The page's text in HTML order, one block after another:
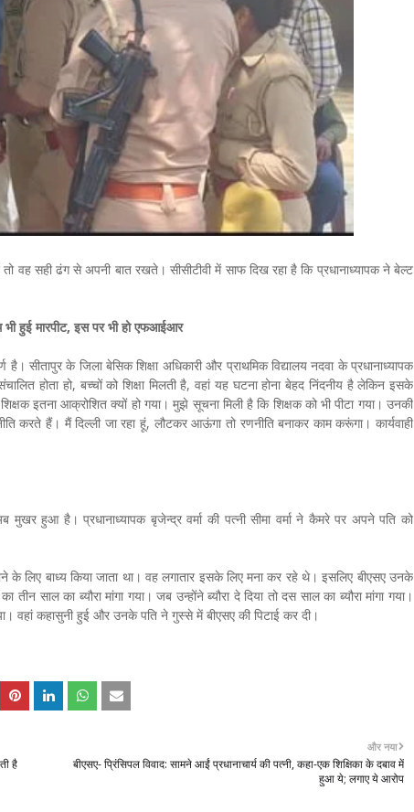
वह सही ढंग से अपनी बात रखते। सीसीटीवी में साफ दिख रहा है कि प्रधानाध्यापक ने बेल्ट
भी हुई मारपीट, इस पर भी हो एफआईआर
है। सीतापुर के जिला बेसिक शिक्षा अधिकारी और प्राथमिक विद्यालय नदवा के प्रधानाध्यापक
होता हो, बच्चों को शिक्षा मिलती है, वहां यह घटना होना बेहद निंदनीय है लेकिन इसके
इतना आक्रोशित क्यों हो गया। मुझे सूचना मिली है कि शिक्षक को भी पीटा गया। उनकी
करते हैं। मैं दिल्ली जा रहा हूं, लौटकर आऊंगा तो रणनीति बनाकर काम करूंगा। कार्यवाही
मुखर हुआ है। प्रधानाध्यापक बृजेन्द्र वर्मा की पत्नी सीमा वर्मा ने कैमरे पर अपने पति को
के लिए बाध्य किया जाता था। वह लगातार इसके लिए मना कर रहे थे। इसलिए बीएसए उनके
साल का ब्यौरा मांगा गया। जब उन्होंने ब्यौरा दे दिया तो दस साल का ब्यौरा मांगा गया।
वहां कहासुनी हुई और उनके पति ने गुस्से में बीएसए की पिटाई कर दी।
और नया
बीएसए- प्रिंसिपल विवाद: सामने आईं प्रधानाचार्य की पत्नी, कहा-एक शिक्षिका के दबाव में
हुआ ये; लगाए ये आरोप
है